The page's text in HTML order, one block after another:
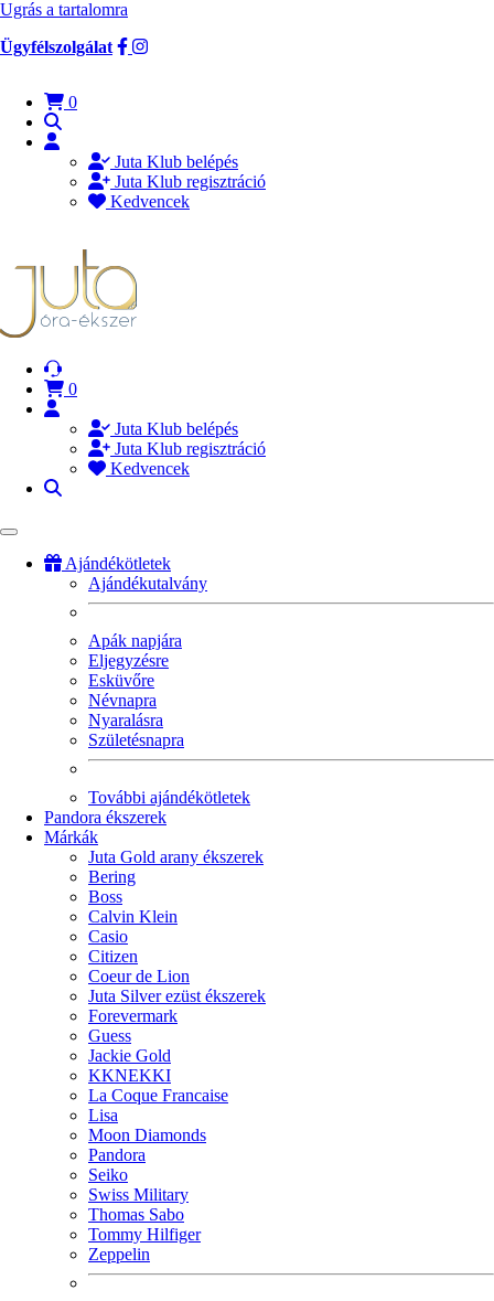
Ugrás a tartalomra
Ügyfélszolgálat
0
Juta Klub belépés
Juta Klub regisztráció
Kedvencek
0
Juta Klub belépés
Juta Klub regisztráció
Kedvencek
Ajándékötletek
Ajándékutalvány
Apák napjára
Eljegyzésre
Esküvőre
Névnapra
Nyaralásra
Születésnapra
További ajándékötletek
Pandora ékszerek
Márkák
Juta Gold arany ékszerek
Bering
Boss
Calvin Klein
Casio
Citizen
Coeur de Lion
Juta Silver ezüst ékszerek
Forevermark
Guess
Jackie Gold
KKNEKKI
La Coque Francaise
Lisa
Moon Diamonds
Pandora
Seiko
Swiss Military
Thomas Sabo
Tommy Hilfiger
Zeppelin